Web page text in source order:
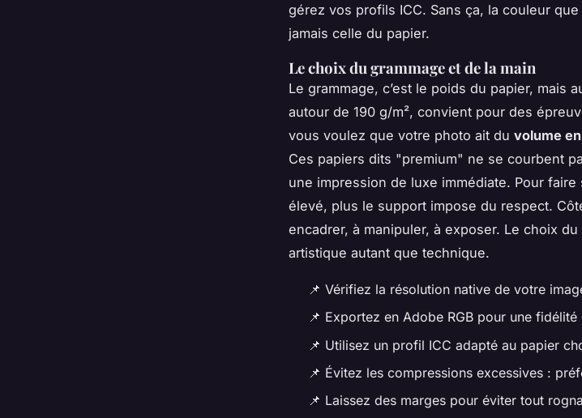
gérez vos profils ICC. Sans ça, la couleur
jamais celle du papier.
Le choix du grammage et de la main
Le grammage, c’est le poids du papier, mais
autour de 190 g/m², convient pour des
vous voulez que votre photo ait du volume
Ces papiers dits "premium" ne se courbent
une impression de luxe immédiate. Pour
élevé, plus le support impose du respect.
encadrer, à manipuler, à exposer. Le choix
artistique autant que technique.
📌 Vérifiez la résolution native de votre
📌 Exportez en Adobe RGB pour une
📌 Utilisez un profil ICC adapté au papier
📌 Évitez les compressions excessives :
📌 Laissez des marges pour éviter tout